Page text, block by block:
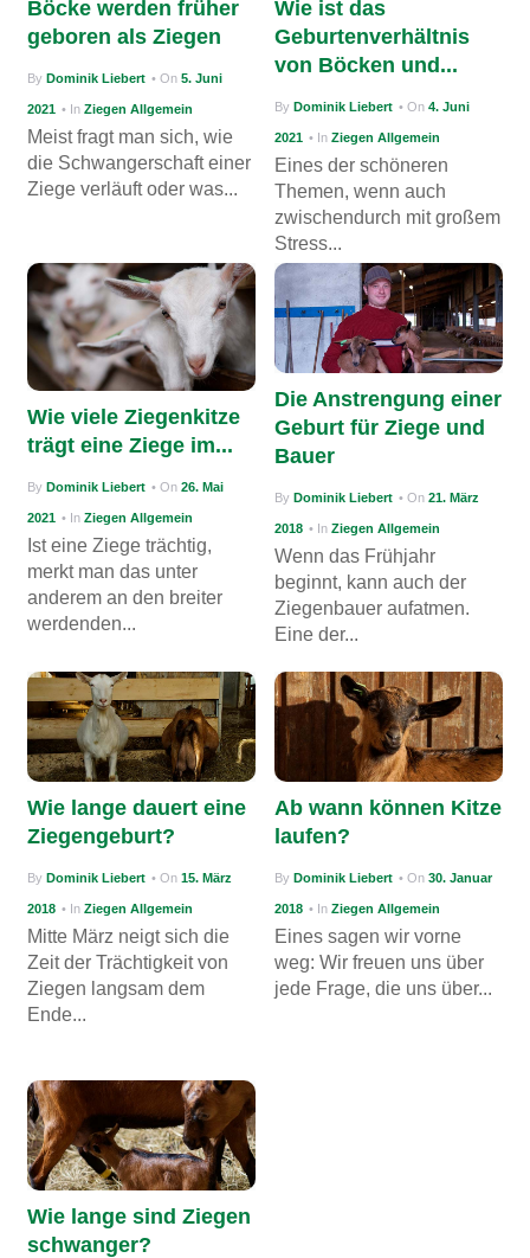
n
Böcke werden früher
geboren als Ziegen
By Dominik Liebert • On5. Juni
2021 • InZiegen Allgemein
Meist fragt man sich, wie
die Schwangerschaft einer
Ziege verläuft oder was...
Wie ist das
Geburtenverhältnis
von Böcken und...
By Dominik Liebert • On4. Juni
2021 • InZiegen Allgemein
Eines der schöneren
Themen, wenn auch
zwischendurch mit großem
Stress...
Wie viele Ziegenkitze
trägt eine Ziege im...
By Dominik Liebert • On26. Mai
2021 • InZiegen Allgemein
Ist eine Ziege trächtig,
merkt man das unter
anderem an den breiter
werdenden...
Die Anstrengung einer
Geburt für Ziege und
Bauer
ByDominik Liebert • On21. März
2018 • InZiegen Allgemein
Wenn das Frühjahr
beginnt, kann auch der
Ziegenbauer aufatmen.
Eine der...
Wie lange dauert eine
Ziegengeburt?
ByDominik Liebert • On15. März
2018 • InZiegen Allgemein
Mitte März neigt sich die
Zeit der Trächtigkeit von
Ziegen langsam dem
Ende...
Ab wann können Kitze
laufen?
ByDominik Liebert • On30. Januar
2018 • InZiegen Allgemein
Eines sagen wir vorne
weg: Wir freuen uns über
jede Frage, die uns über...
Wie lange sind Ziegen
schwanger?